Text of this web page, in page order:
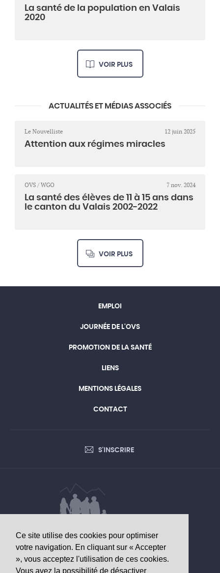
Ce site utilise des cookies pour optimiser
votre navigation. En cliquant sur « Accepter
», vous acceptez l'utilisation de ces cookies.
Vous avez la possibilité de désactiver
La santé de la population en Valais
2020
VOIR PLUS
ACTUALITÉS ET MÉDIAS ASSOCIÉS
Le Nouvelliste 12 juin 2025
Attention aux régimes miracles
OVS / WGO 7 nov. 2024
La santé des élèves de 11 à 15 ans dans
le canton du Valais 2002-2022
VOIR PLUS
EMPLOI
JOURNÉE DE L'OVS
PROMOTION DE LA SANTÉ
LIENS
MENTIONS LÉGALES
CONTACT
S'INSCRIRE
DONNÉES D’INTÉRÊT SANITAIRE
Observatoire valaisan de la santé